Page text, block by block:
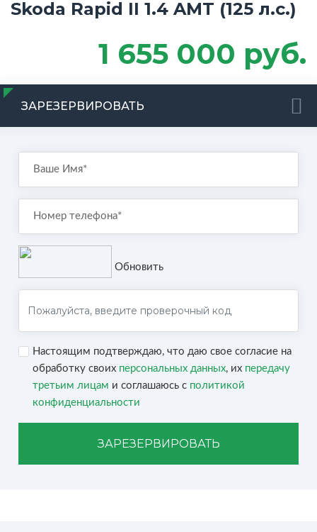
Skoda Rapid II 1.4 AMT (125 л.с.)
1 655 000 руб.
ЗАРЕЗЕРВИРОВАТЬ
Обновить
Настоящим подтверждаю, что даю свое согласие на
обработку своих персональных данных, их передачу
третьим лицам и соглашаюсь с политикой
конфиденциальности
ЗАРЕЗЕРВИРОВАТЬ